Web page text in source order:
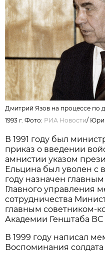
Дмитрий Язов на процессе по
1993 г. Фото: РИА Новости/
В 1991 году был
приказ о введении
амнистии указом
Ельцина был уволен с
году назначен
Главного управления
сотрудничества
главным советником-
Академии Генштаба
В 1999 году написал
Воспоминания